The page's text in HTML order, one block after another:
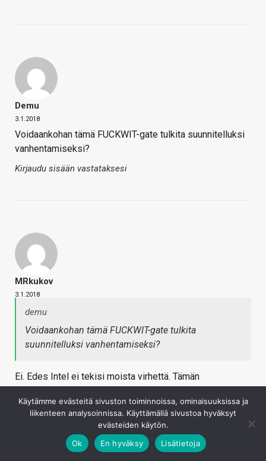
Demu
3.1.2018
Voidaankohan tämä FUCKWIT-gate tulkita suunnitelluksi
vanhentamiseksi?
Kirjaudu sisään vastataksesi
MRkukov
3.1.2018
demu
Voidaankohan tämä FUCKWIT-gate tulkita
suunnitelluksi vanhentamiseksi?
Ei. Edes Intel ei tekisi moista virhettä. Tämän
Kirjaudu sisään vastataksesi
Käytämme evästeitä sivuston toiminnoissa, ominaisuuksissa ja
liikenteen analysoinnissa. Käyttämällä sivustoa hyväksyt
evästeiden käytön.
Ok
En hyväksy Lisätietoja